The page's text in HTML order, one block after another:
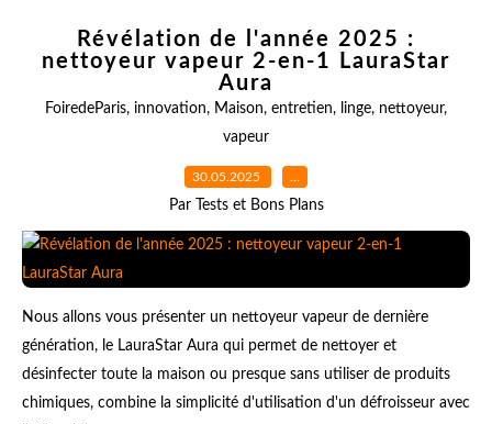
Révélation de l'année 2025 :
nettoyeur vapeur 2-en-1 LauraStar
Aura
FoiredeParis, innovation, Maison, entretien, linge, nettoyeur,
vapeur
30.05.2025 …
Par Tests et Bons Plans
Nous allons vous présenter un nettoyeur vapeur de dernière
génération, le LauraStar Aura qui permet de nettoyer et
désinfecter toute la maison ou presque sans utiliser de produits
chimiques, combine la simplicité d'utilisation d'un défroisseur avec